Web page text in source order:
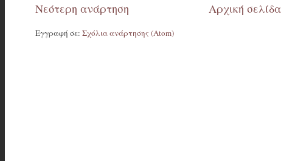
Νεότερη ανάρτηση Αρχική σελίδα
Εγγραφή σε: Σχόλια ανάρτησης (Atom)